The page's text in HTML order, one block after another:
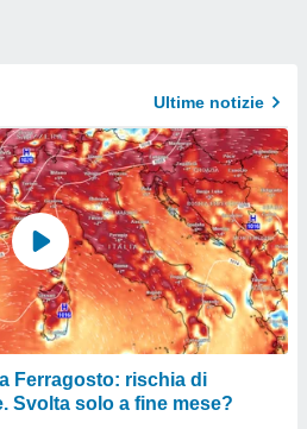
Ultime notizie
Ferragosto: rischia di
Svolta solo a fine mese?